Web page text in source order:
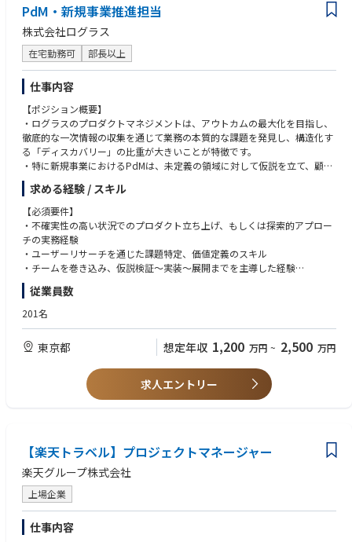
・カスタマーサポートの対応方針（返金や例外対応など）の現場判断
（例：初期不良時にどこまでの要望に応えるか、AIの一次回答をどう扱う
かの方針判断）
――中期（〜2年目）――
・初期で経験した日々の小さな意思決定の大半を、1人でも判断・実行で
きる状態に
・プロダクトオーナー視点をもって、複数の開発要望がある中で
「今どれを優先すべきか」を自分の仮説をもとに判断する／新機能のUXに
関わる細かい仕様（検索の挙動など）の意思決定に加わる
・大きな意思決定やトレードオフが伴う判断は、引き続き現任PMと確認
しながら進めていく
――長期（2年目以降～）――
・現任PdMが担ってきた意思決定領域を引き継ぎ、プロダクトオーナーと
して自立
・新しい販売施策や機能を自ら企画し、開発・マーケティング・オペレー
ション・カスタマーサポートなど
・複数部門を巻き込みながら、施策実行まで担う
・売上・在庫データを分析し、次に打つべき施策を立案する
・AIエージェントを使いこなして分析や日々の判断を高速化し、より広い
範囲の意思決定を担う
【求める人物像】
・当社のミッション、ビジョンに共感し、その実現に向けて主体的に貢献
したい意欲をお持ちの方
・AI時代において、有形商材（モノの流通、在庫ビジネス、リアルなオペ
レーション）に対して興味・関心がある方
・既存のルールや「当たり前」に対して「本当にこれでいいのか？」と問
いを立て、改善サイクルを回し続けることができる方
PdM・新規事業推進担当
株式会社ログラス
在宅勤務可 部長以上
仕事内容
【ポジション概要】
・ログラスのプロダクトマネジメントは、アウトカムの最大化を目指し、
徹底的な一次情報の収集を通じて業務の本質的な課題を発見し、構造化す
る「ディスカバリー」の比重が大きいことが特徴です。
・特に新規事業におけるPdMは、未定義の領域に対して仮説を立て、顧客
と向き合いながら価値検証を進め、プロダクトの方向性を形にしていく役
割を担います。
・事業開発・開発・運用・セールスなど多様な視点を踏まえた仮説構築と
実行が求められ、デザイナーやエンジニアをはじめとする様々なステーク
ホルダーと連携しながら、プロダクトを推進していただきます。
・入社後はスキルやご経験に応じて、新規事業PdMとして1つ以上のプロ
ダクト立ち上げを担当いただく予定です。構想段階のテーマに対し、ビジ
ただきます。
【業務詳細】
・顧客ヒアリング、業務理解に基づく課題構造の整理と仮説立案
・MVP・プロトタイピングによる仮説検証（Figma / ノーコード / α版開
・初期KGI/KPIやロードマップの策定と実行
・Go-To-Market設計（営業戦略、オンボーディング支援含む）
求める経験 / スキル
【必須要件】
・不確実性の高い状況でのプロダクト立ち上げ、もしくは探索的アプロー
チの実務経験
・ユーザーリサーチを通じた課題特定、価値定義のスキル
・チームを巻き込み、仮説検証〜実装〜展開までを主導した経験
・自律的に学び、環境を活用して推進できる思考・行動特性
【歓迎要件】
・経営管理や会計・財務ドメインにおける業務理解
・システム構成の理解・開発チームとの仕様議論経験
・KPI/NSM設計および改善に向けたサイクル実行経験
【求める人物像】
・組織・プロダクト・顧客に対して誠実で、論理と情熱のバランスを持っ
て取り組める方
従業員数
201名
東京都 想定年収 1,200 万円 ~ 2,500 万円
求人エントリー
【楽天トラベル】プロジェクトマネージャー
楽天グループ株式会社
上場企業
仕事内容